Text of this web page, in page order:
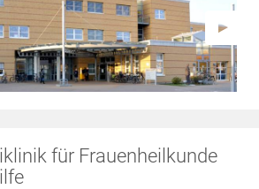
für Frauenheilkunde